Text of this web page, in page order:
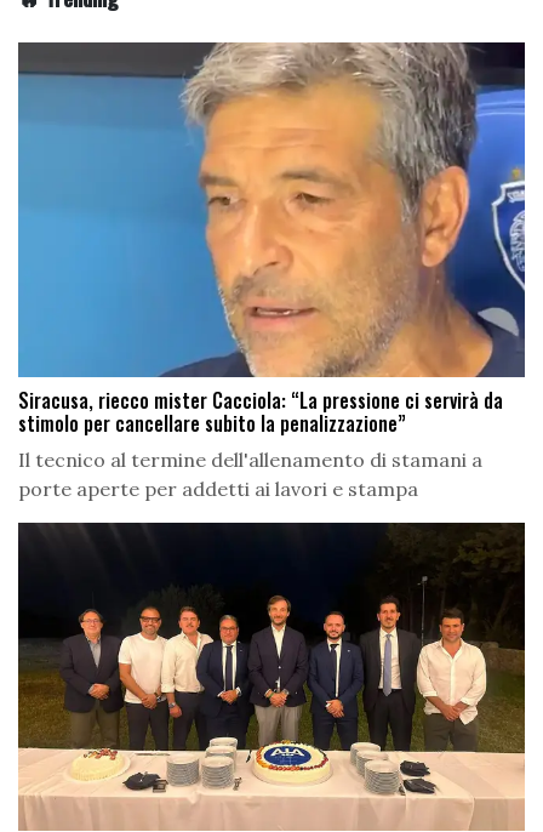
Siracusa, riecco mister Cacciola: “La pressione ci servirà da
stimolo per cancellare subito la penalizzazione”
Il tecnico al termine dell'allenamento di stamani a
porte aperte per addetti ai lavori e stampa